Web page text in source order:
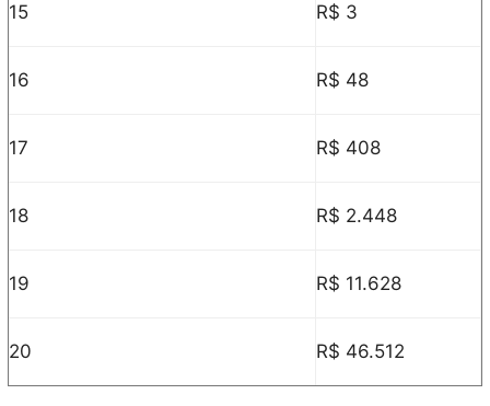
15 R$ 3
16 R$ 48
17 R$ 408
18 R$ 2.448
19 R$ 11.628
20 R$ 46.512